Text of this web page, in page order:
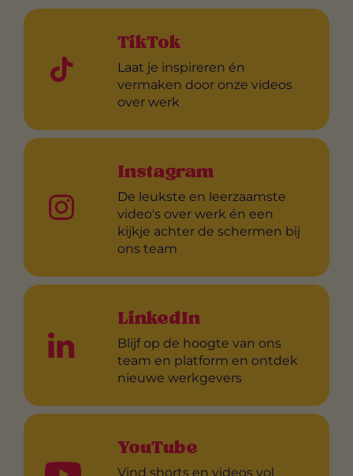
TikTok
Laat je inspireren én
vermaken door onze videos
over werk
Instagram
De leukste en leerzaamste
video's over werk én een
kijkje achter de schermen bij
ons team
LinkedIn
Blijf op de hoogte van ons
team en platform en ontdek
nieuwe werkgevers
YouTube
Vind shorts en videos vol